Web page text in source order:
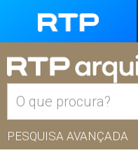
PESQUISA AVANÇADA